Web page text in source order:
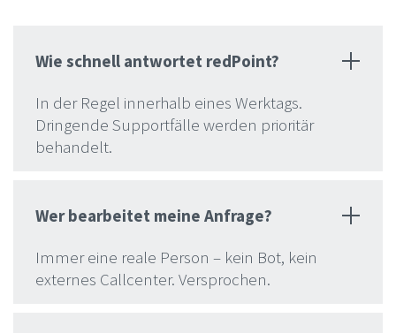
Wie schnell antwortet redPoint?
In der Regel innerhalb eines Werktags.
Dringende Supportfälle werden prioritär
behandelt.
Wer bearbeitet meine Anfrage?
Immer eine reale Person – kein Bot, kein
externes Callcenter. Versprochen.